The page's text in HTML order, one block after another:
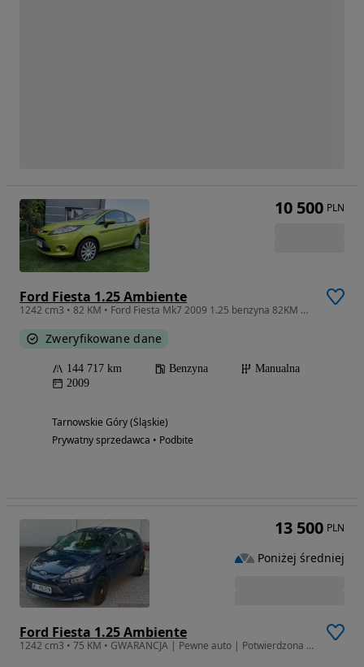
Ford Fiesta 1.25 Ambiente
1242 cm3 • 82 KM • Ford Fiesta Mk7 2009 1.25 benzyna 82KM OC29.07.2027! Badania24.01.2027
Zweryfikowane dane
144 717 km Benzyna
Manualna
2009
Tarnowskie Góry (Śląskie)
Prywatny sprzedawca • Podbite
10 500 PLN
Ford Fiesta 1.25 Ambiente
1242 cm3 • 75 KM • GWARANCJA | Pewne auto | Potwierdzona historia
13 500 PLN
Poniżej średniej